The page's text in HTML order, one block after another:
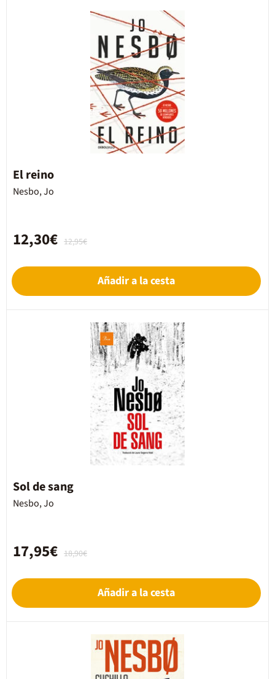
El reino
Nesbo, Jo
12,95€
12,30€
Añadir a la cesta
Sol de sang
Nesbo, Jo
18,90€
17,95€
Añadir a la cesta